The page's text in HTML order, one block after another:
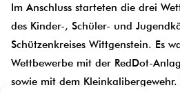
Im Anschluss starteten die drei
des Kinder-, Schüler- und
Schützenkreises Wittgenstein. Es
Wettbewerbe mit der RedDot-
sowie mit dem